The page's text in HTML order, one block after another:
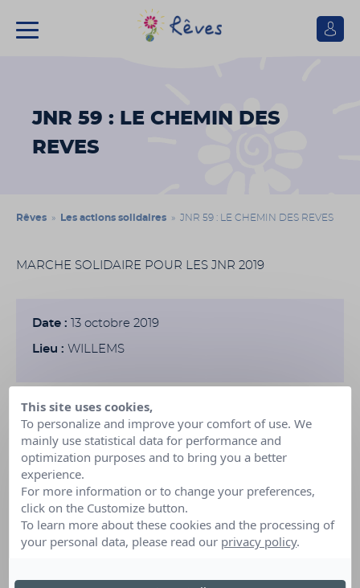
Se
JNR 59 : LE CHEMIN DES
REVES
Rêves » Les actions solidaires » JNR 59 : LE CHEMIN DES REVES
MARCHE SOLIDAIRE POUR LES JNR 2019
Date : 13 octobre 2019
Lieu : WILLEMS
This site uses cookies,
To personalize and improve your comfort of use. We
mainly use statistical data for performance and
optimization purposes and to bring you a better
experience.
For more information or to change your preferences,
click on the Customize button.
To learn more about these cookies and the processing of
your personal data, please read our privacy policy.